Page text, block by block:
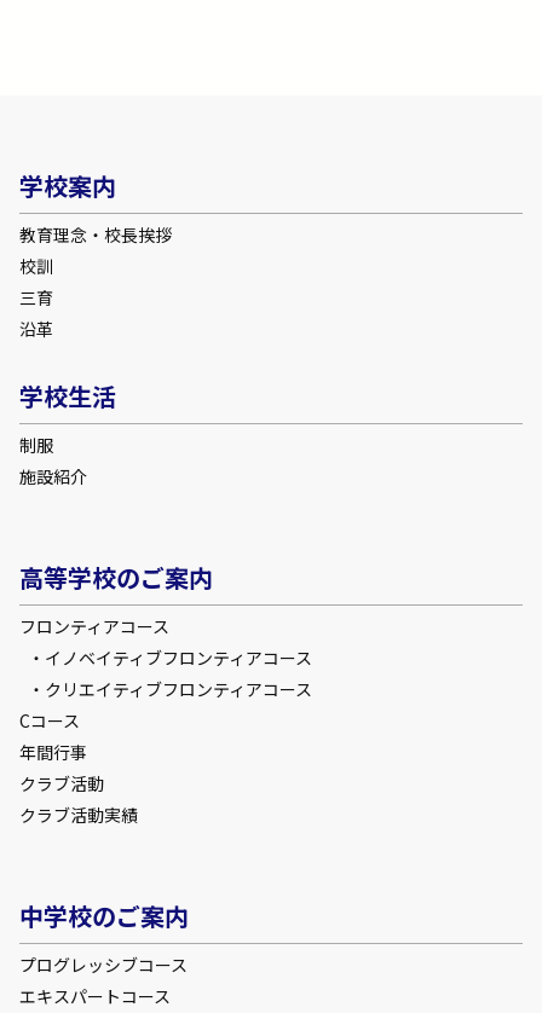
学校案内
教育理念・校長挨拶
校訓
三育
沿革
学校生活
制服
施設紹介
高等学校のご案内
フロンティアコース
イノベイティブフロンティアコース
クリエイティブフロンティアコース
Cコース
年間行事
クラブ活動
クラブ活動実績
中学校のご案内
プログレッシブコース
エキスパートコース